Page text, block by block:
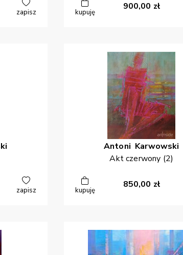
zapisz kupuję
900,00 zł
zapisz
Antoni Karwowski
Akt czerwony (2)
kupuję
850,00 zł